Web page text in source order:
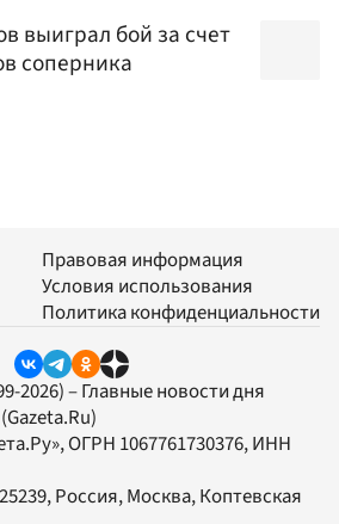
выиграл бой за счет
соперника
Правовая информация
Условия использования
Политика конфиденциальности
2026) – Главные новости дня
(Gazeta.Ru)
, ОГРН 1067761730376, ИНН
Россия, Москва, Коптевская